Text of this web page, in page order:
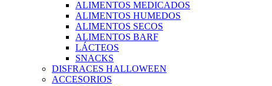
ALIMENTOS MEDICADOS
ALIMENTOS HUMEDOS
ALIMENTOS SECOS
ALIMENTOS BARF
LÁCTEOS
SNACKS
DISFRACES HALLOWEEN
ACCESORIOS